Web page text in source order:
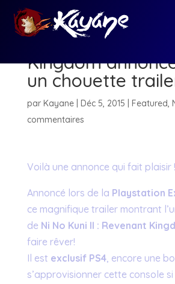
Ni No Kuni II :
Kingdom
un chouette
par Kayane| Déc 5, 2015 Featured,
commentaires
Voilà une annonce qui fait plaisir !
Annoncé lors de la Playstation
ce magnifique trailer montrant
de Ni No Kuni II : Revenant
faire rêver!
Il est exclusif PS4, encore une
s’approvisionner cette console